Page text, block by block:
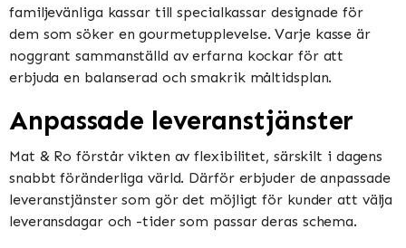
familjevänliga kassar till specialkassar designade för
dem som söker en gourmetupplevelse. Varje kasse är
noggrant sammanställd av erfarna kockar för att
erbjuda en balanserad och smakrik måltidsplan.
Anpassade leveranstjänster
Mat & Ro förstår vikten av flexibilitet, särskilt i dagens
snabbt föränderliga värld. Därför erbjuder de anpassade
leveranstjänster som gör det möjligt för kunder att välja
leveransdagar och -tider som passar deras schema.